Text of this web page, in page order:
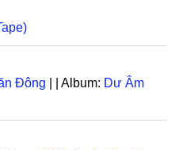
Đông | | Album: Dư Âm